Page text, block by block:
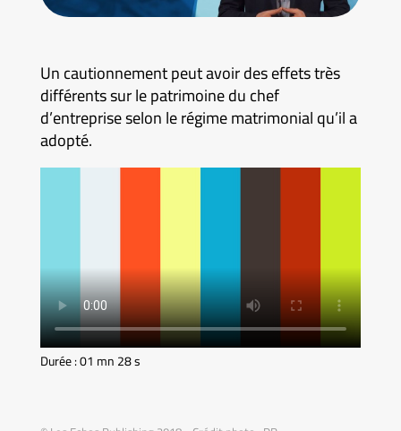
Un cautionnement peut avoir des effets très
différents sur le patrimoine du chef
d’entreprise selon le régime matrimonial qu’il a
adopté.
Durée : 01 mn 28 s